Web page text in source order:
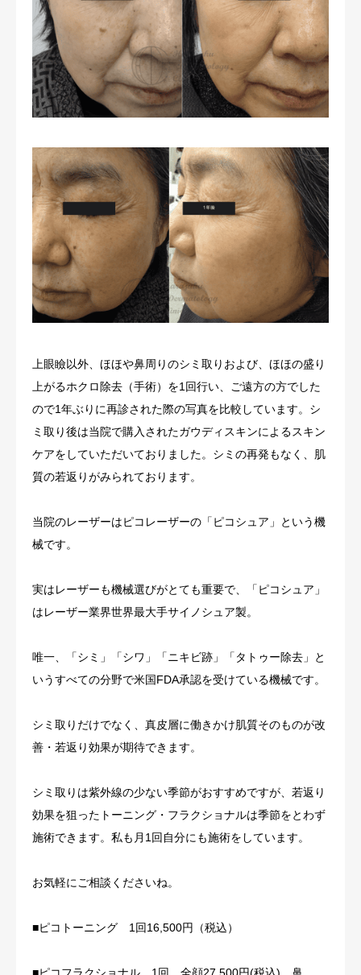
上眼瞼以外、ほほや鼻周りのシミ取りおよび、ほほの盛り
上がるホクロ除去（手術）を1回行い、ご遠方の方でした
ので1年ぶりに再診された際の写真を比較しています。シ
ミ取り後は当院で購入されたガウディスキンによるスキン
ケアをしていただいておりました。シミの再発もなく、肌
質の若返りがみられております。
当院のレーザーはピコレーザーの「ピコシュア」という機
械です。
実はレーザーも機械選びがとても重要で、「ピコシュア」
はレーザー業界世界最大手サイノシュア製。
唯一、「シミ」「シワ」「ニキビ跡」「タトゥー除去」と
いうすべての分野で米国FDA承認を受けている機械です。
シミ取りだけでなく、真皮層に働きかけ肌質そのものが改
善・若返り効果が期待できます。
シミ取りは紫外線の少ない季節がおすすめですが、若返り
効果を狙ったトーニング・フラクショナルは季節をとわず
施術できます。私も月1回自分にも施術をしています。
お気軽にご相談くださいね。
■ピコトーニング 1回16,500円（税込）